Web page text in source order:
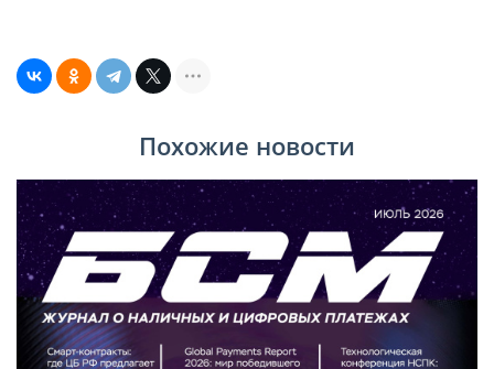
Похожие новости